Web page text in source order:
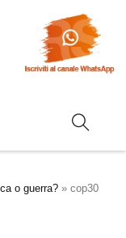
o guerra? » cop30